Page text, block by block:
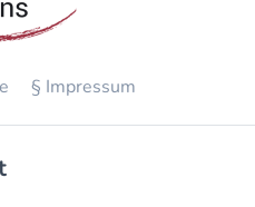
§ Impressum